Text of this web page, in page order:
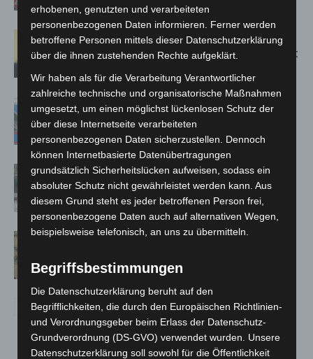
Hannover: Erste Tigermücken-
Population in Niedersachsen entdeckt
Mann läuft mit Hockeyschläger über
A7 – Polizei sucht Zeugen
Gasleitung bei McDonald’s-Umbau in
Langenhagen beschädigt
Hannover Klassik Open Air 2026:
erhobenen, genutzten und verarbeiteten
personenbezogenen Daten informieren. Ferner werden
betroffene Personen mittels dieser Datenschutzerklärung
über die ihnen zustehenden Rechte aufgeklärt.
Wir haben als für die Verarbeitung Verantwortlicher
zahlreiche technische und organisatorische Maßnahmen
umgesetzt, um einen möglichst lückenlosen Schutz der
über diese Internetseite verarbeiteten
personenbezogenen Daten sicherzustellen. Dennoch
können Internetbasierte Datenübertragungen
grundsätzlich Sicherheitslücken aufweisen, sodass ein
absoluter Schutz nicht gewährleistet werden kann. Aus
diesem Grund steht es jeder betroffenen Person frei,
personenbezogene Daten auch auf alternativen Wegen,
beispielsweise telefonisch, an uns zu übermitteln.
Begriffsbestimmungen
Die Datenschutzerklärung beruht auf den
Begrifflichkeiten, die durch den Europäischen Richtlinien-
und Verordnungsgeber beim Erlass der Datenschutz-
Grundverordnung (DS-GVO) verwendet wurden. Unsere
Datenschutzerklärung soll sowohl für die Öffentlichkeit